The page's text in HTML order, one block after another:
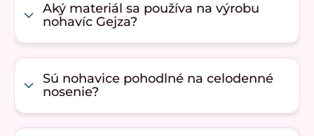
Aký materiál sa používa na výrobu
nohavíc Gejza?
Sú nohavice pohodlné na celodenné
nosenie?